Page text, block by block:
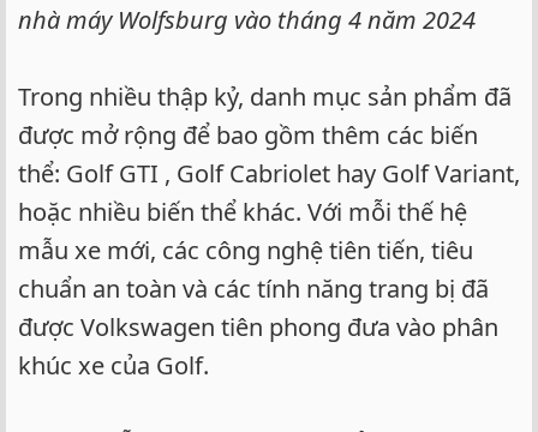
nhà máy Wolfsburg vào tháng 4 năm 2024
Trong nhiều thập kỷ, danh mục sản phẩm đã
được mở rộng để bao gồm thêm các biến
thể: Golf GTI , Golf Cabriolet hay Golf Variant,
hoặc nhiều biến thể khác. Với mỗi thế hệ
mẫu xe mới, các công nghệ tiên tiến, tiêu
chuẩn an toàn và các tính năng trang bị đã
được Volkswagen tiên phong đưa vào phân
khúc xe của Golf.